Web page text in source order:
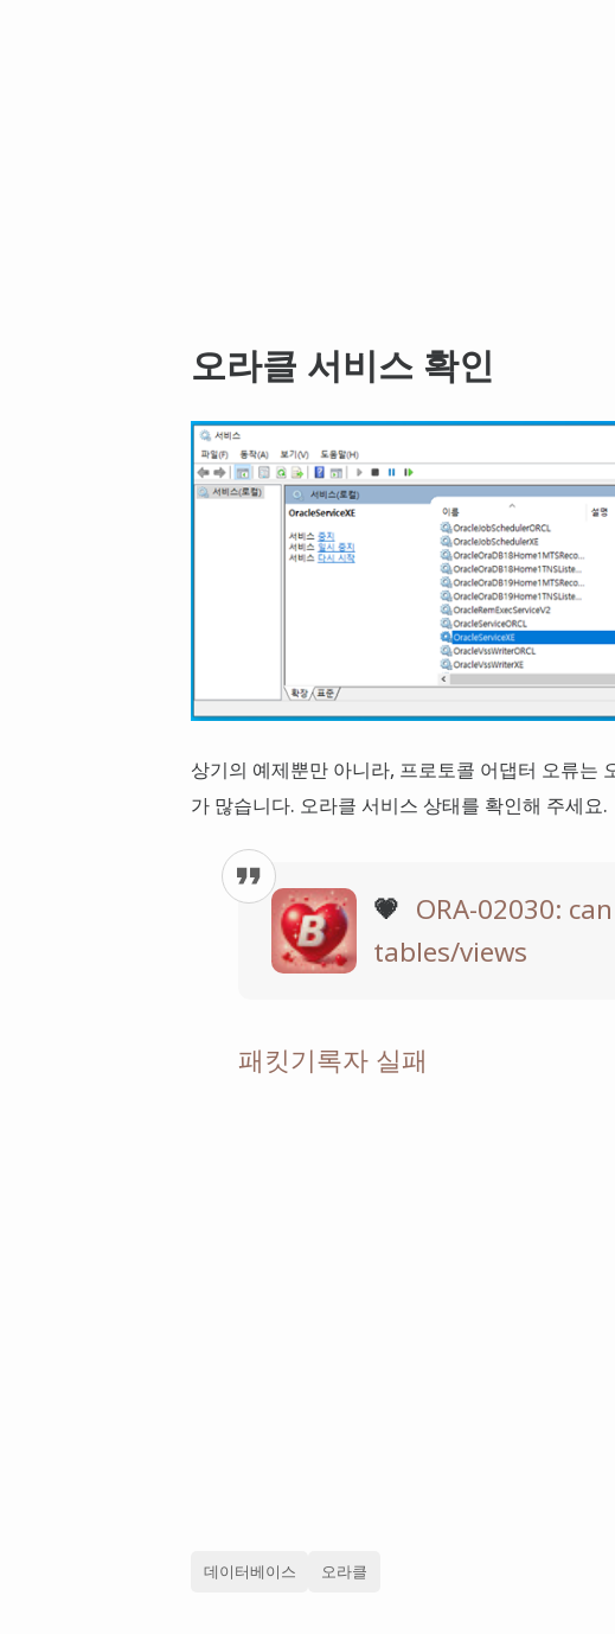
오라클 서비스 확인
상기의 예제뿐만 아니라, 프로토콜 어댑터 오류는
가 많습니다. 오라클 서비스 상태를 확인해 주세요.
💗 ORA-02030:
tables/views
패킷기록자 실패
데이터베이스 오라클